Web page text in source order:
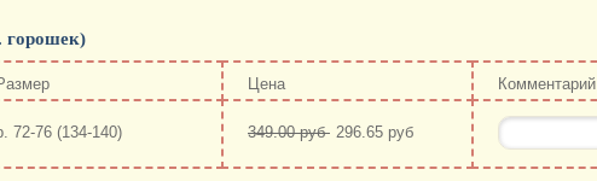
горошек)
Цена Комментарий
72-76 (134-140) 349.00 руб 296.65 руб